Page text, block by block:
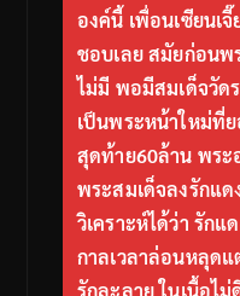
องค์นี้ เพื่อนเซียนเ
ชอบเลย สมัยก่อนพ
ไม่มี พอมีสมเด็จวั
เป็นพระหน้าใหม่ที่
สุดท้าย60ล้าน พระ
พระสมเด็จลงรักแด
วิเคราะห์ได้ว่า รัก
กาลเวลาล่อนหลุด
รักละลาย ในเนื้อไ